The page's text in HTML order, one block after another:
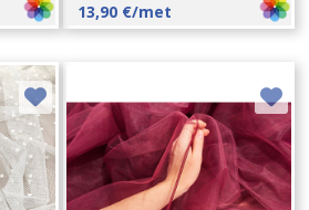
13,90 €/met